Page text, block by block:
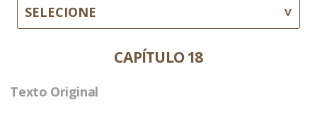
SELECIONE
CAPÍTULO 18
Texto Original